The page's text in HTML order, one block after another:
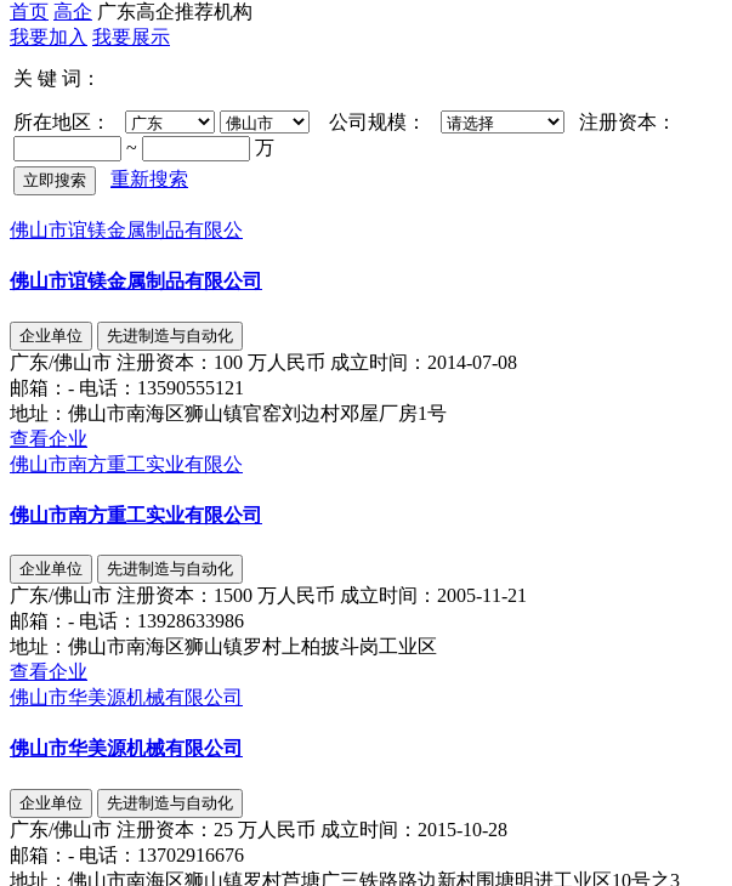
首页 高企 广东高企推荐机构
我要加入 我要展示
关 键 词：
所在地区：
公司规模：
注册资本：
~
万
重新搜索
佛山市谊镁金属制品有限公
佛山市谊镁金属制品有限公司
企业单位 先进制造与自动化
广东/佛山市 注册资本： 100 万人民币 成立时间： 2014-07-08
邮箱： - 电话： 13590555121
地址： 佛山市南海区狮山镇官窑刘边村邓屋厂房1号
查看企业
佛山市南方重工实业有限公
佛山市南方重工实业有限公司
企业单位 先进制造与自动化
广东/佛山市 注册资本： 1500 万人民币 成立时间： 2005-11-21
邮箱： - 电话： 13928633986
地址： 佛山市南海区狮山镇罗村上柏披斗岗工业区
查看企业
佛山市华美源机械有限公司
佛山市华美源机械有限公司
企业单位 先进制造与自动化
广东/佛山市 注册资本： 25 万人民币 成立时间： 2015-10-28
邮箱： - 电话： 13702916676
地址： 佛山市南海区狮山镇罗村芦塘广三铁路路边新村围塘明进工业区10号之3